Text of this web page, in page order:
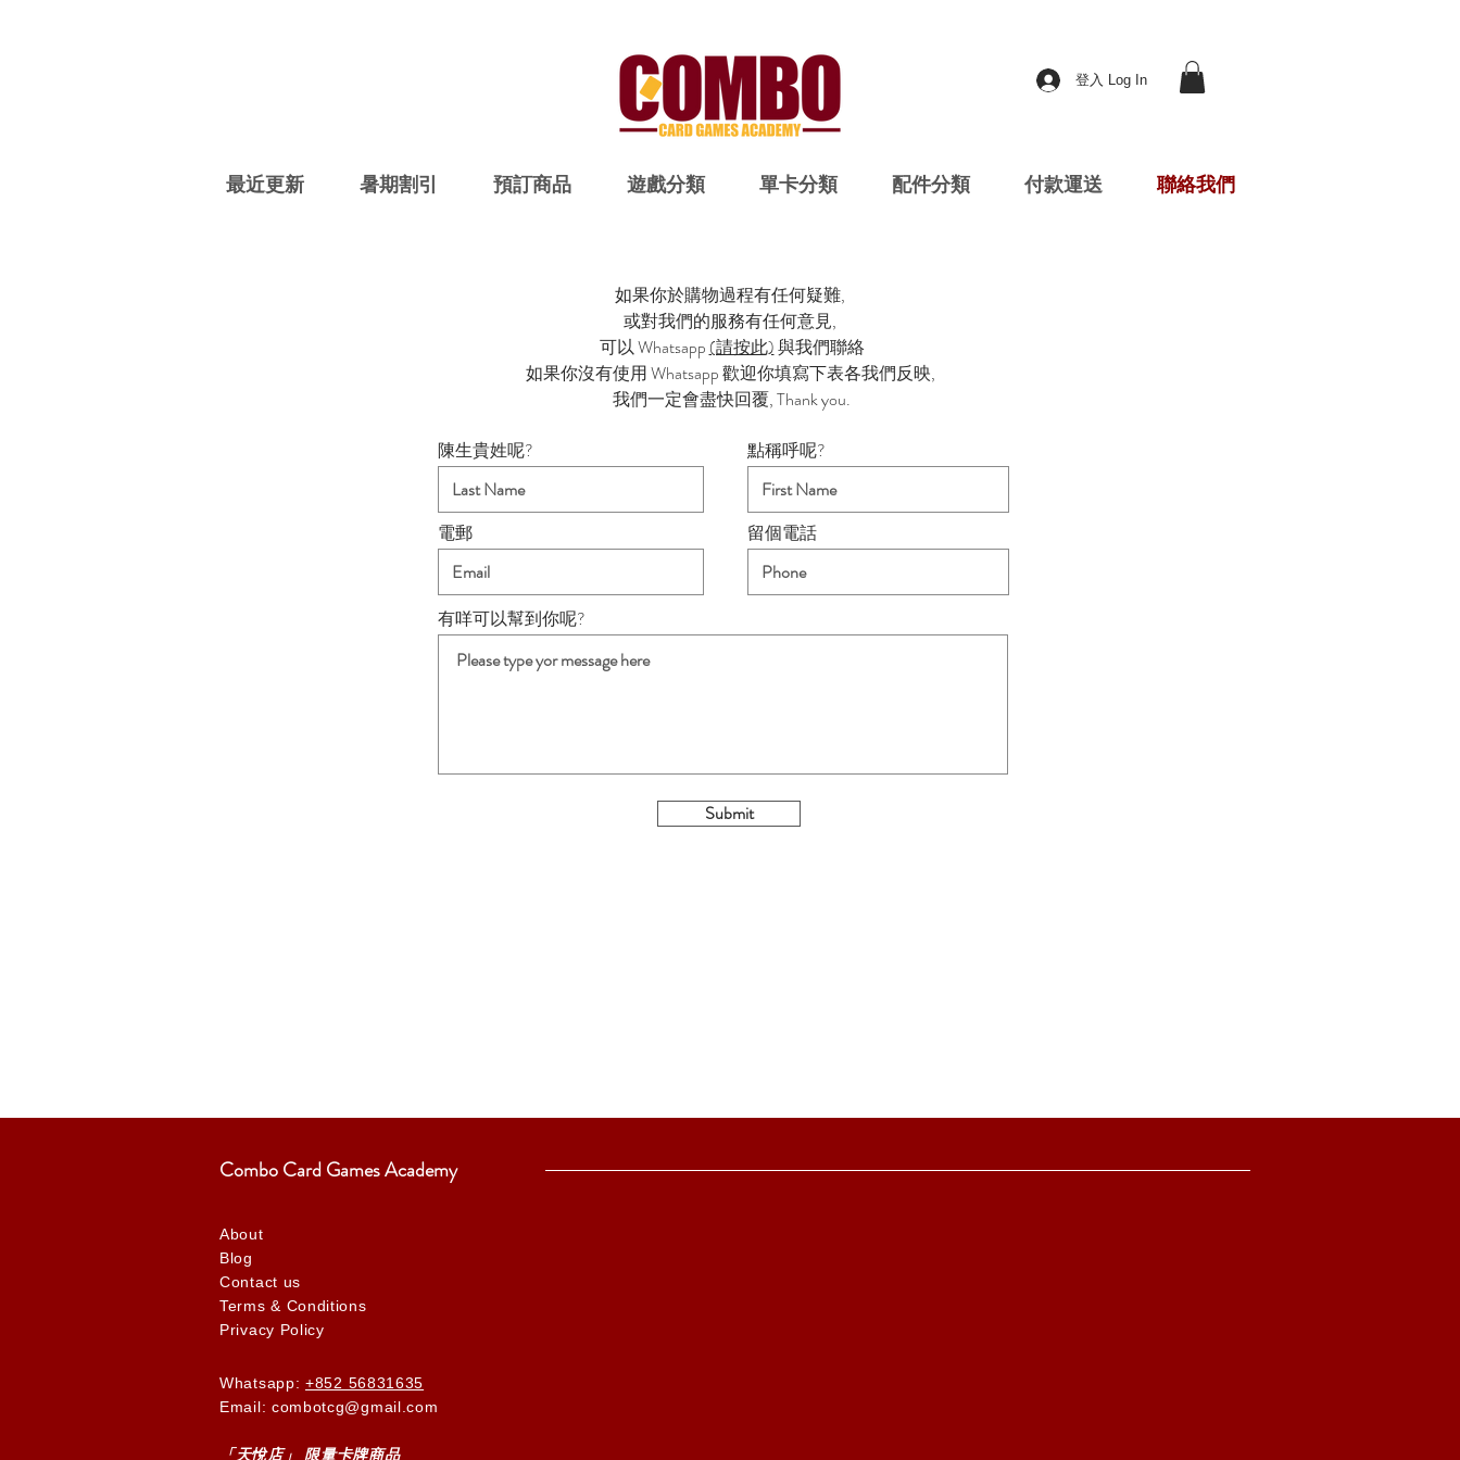
登入 Log In
最近更新 暑期割引 預訂商品 遊戲分類 單卡分類 配件分類 付款運送 聯絡我們
陳生貴姓呢?
電郵
點稱呼呢?
留個電話
有咩可以幫到你呢?
Submit
如果你於購物過程有任何疑難,
或對我們的服務有任何意見,
可以 Whatsapp (請按此)與我們聯絡
如果你沒有使用 Whatsapp 歡迎你填寫下表各我們反映,
​我們一定會盡快回覆, Thank you.
Combo Card Games Academy
About
Blog
Contact us
Terms & Conditions
Privacy Policy
Whatsapp: +852 56831635
Email: combotcg@gmail.com
「天悅店」 限量卡牌商品